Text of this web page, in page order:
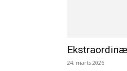
24. marts 2026